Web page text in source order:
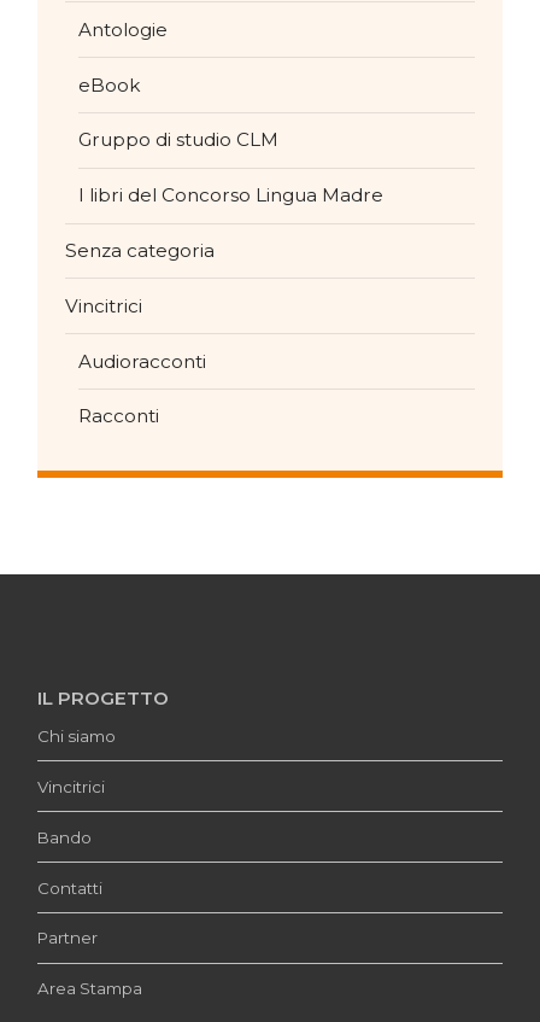
Antologie
eBook
Gruppo di studio CLM
I libri del Concorso Lingua Madre
Senza categoria
Vincitrici
Audioracconti
Racconti
IL PROGETTO
Chi siamo
Vincitrici
Bando
Contatti
Partner
Area Stampa